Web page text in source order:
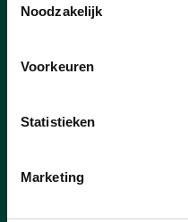
Noodzakelijk
Voorkeuren
Statistieken
Marketing